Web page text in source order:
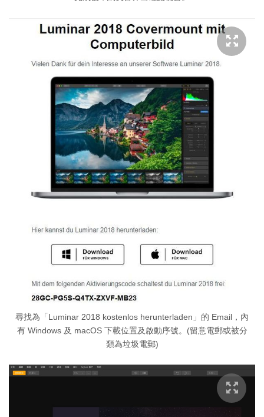
尋找為「Luminar 2018 kostenlos herunterladen」的 Email，內
有 Windows 及 macOS 下載位置及啟動序號。(留意電郵或被分
類為垃圾電郵)